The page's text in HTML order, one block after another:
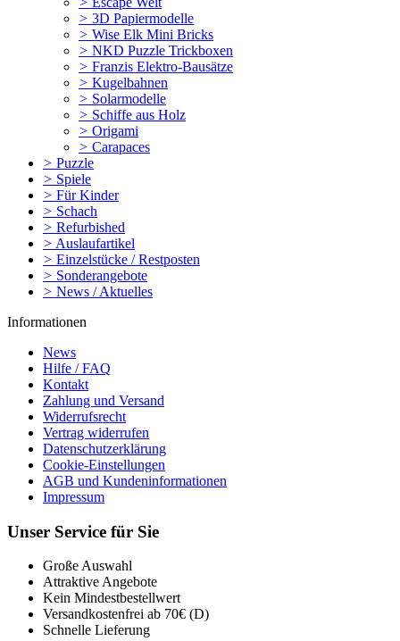
> 3D Papiermodelle
> Wise Elk Mini Bricks
> NKD Puzzle Trickboxen
> Franzis Elektro-Bausätze
> Kugelbahnen
> Solarmodelle
> Schiffe aus Holz
> Origami
> Carapaces
> Puzzle
> Spiele
> Für Kinder
> Schach
> Refurbished
> Auslaufartikel
> Einzelstücke / Restposten
> Sonderangebote
> News / Aktuelles
Informationen
News
Hilfe / FAQ
Kontakt
Zahlung und Versand
Widerrufsrecht
Vertrag widerrufen
Datenschutzerklärung
Cookie-Einstellungen
AGB und Kundeninformationen
Impressum
Unser Service für Sie
Große Auswahl
Attraktive Angebote
Kein Mindestbestellwert
Versandkostenfrei ab 70€ (D)
Schnelle Lieferung